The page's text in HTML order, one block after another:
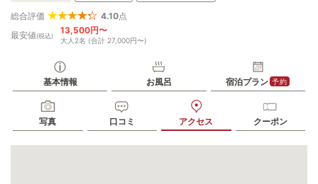
総合評価 4.10点
最安値(税込)
13,500円〜
大人2名 (合計 27,000円〜)
基本情報 お風呂 宿泊プラン 予約
写真 口コミ アクセス クーポン